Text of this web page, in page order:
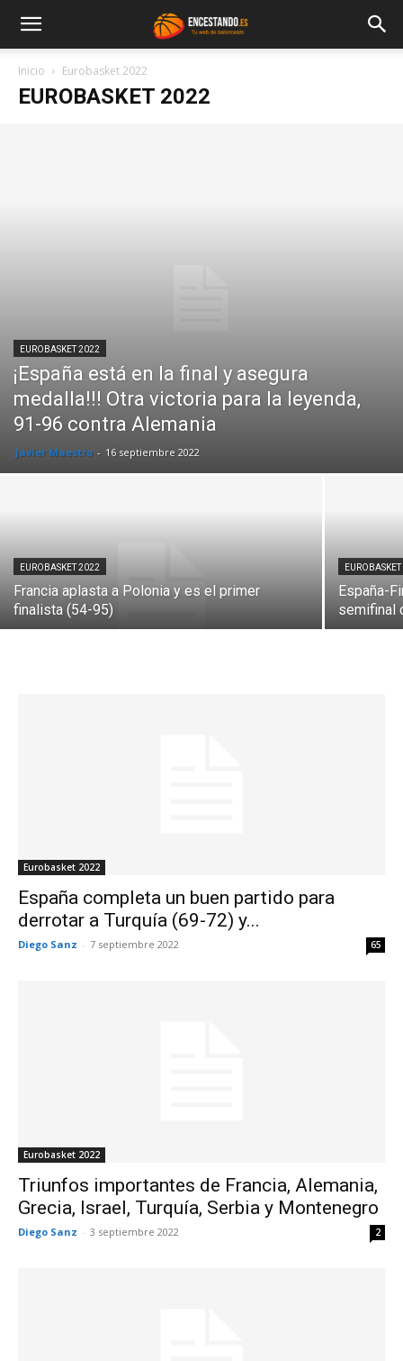
Inicio Eurobasket 2022
EUROBASKET 2022
EUROBASKET 2022
¡España está en la final y asegura
medalla!!! Otra victoria para la leyenda,
91-96 contra Alemania
Javier Maestro - 16 septiembre 2022
EUROBASKET 2022
Francia aplasta a Polonia y es el primer
finalista (54-95)
España-
semifinal
Eurobasket 2022
España completa un buen partido para
derrotar a Turquía (69-72) y...
Diego Sanz - 7 septiembre 2022 65
Eurobasket 2022
Triunfos importantes de Francia, Alemania,
Grecia, Israel, Turquía, Serbia y Montenegro
Diego Sanz - 3 septiembre 2022 2